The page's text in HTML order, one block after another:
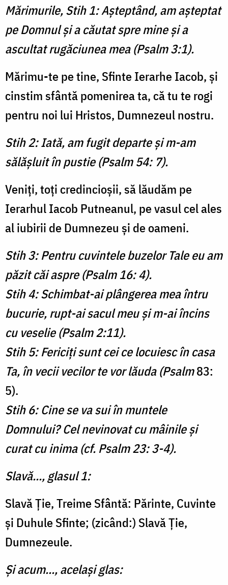
Mărimurile, Stih 1: Aşteptând, am aşteptat
pe Domnul şi a căutat spre mine şi a
ascultat rugăciunea mea (Psalm 3:1).
Mărimu-te pe tine, Sfinte Ierarhe Iacob, și
cinstim sfântă pomenirea ta, că tu te rogi
pen­tru noi lui Hristos, Dumnezeul nostru.
Stih 2: Iată, am fugit departe şi m-am
sălăşluit în pustie (Psalm 54: 7).
Veniți, toți credincioşii, să lăudăm pe
Ierarhul Iacob Putneanul, pe vasul cel ales
al iubirii de Dumnezeu și de oameni.
Stih 3: Pentru cuvintele buzelor Tale eu am
păzit căi aspre (Psalm 16: 4).
Stih 4: Schimbat-ai plângerea mea întru
bucurie, rupt-ai sacul meu şi m-ai încins
cu veselie (Psalm 2:11).
Stih 5: Fericiţi sunt cei ce locuiesc în casa
Ta, în vecii vecilor te vor lăuda (Psalm83:
5).
Stih 6: Cine se va sui în muntele
Domnului? Cel nevinovat cu mâinile şi
curat cu inima (cf. Psalm 23: 3-4).
Slavă..., glasul 1:
Slavă Ție, Treime Sfântă: Părinte, Cuvinte
şi Duhule Sfinte; (zicând:) Slavă Ţie,
Dumnezeule.
Şi acum..., acelaşi glas: